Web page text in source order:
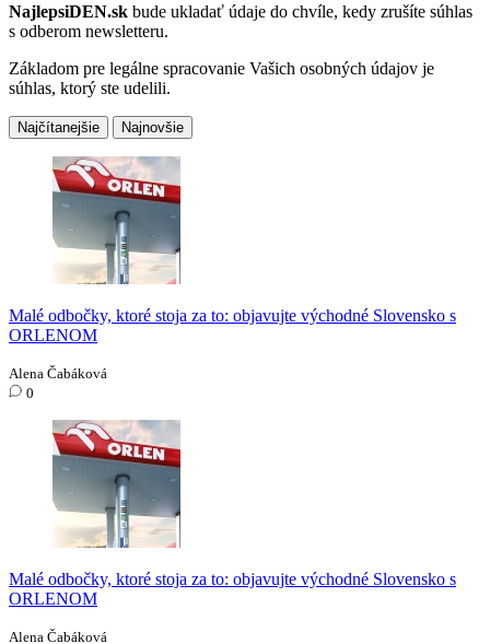
NajlepsiDEN.sk bude ukladať údaje do chvíle, kedy zrušíte súhlas
s odberom newsletteru.
Základom pre legálne spracovanie Vašich osobných údajov je
súhlas, ktorý ste udelili.
Najčítanejšie Najnovšie
Malé odbočky, ktoré stoja za to: objavujte východné Slovensko s
ORLENOM
Alena Čabáková
0
Malé odbočky, ktoré stoja za to: objavujte východné Slovensko s
ORLENOM
Alena Čabáková